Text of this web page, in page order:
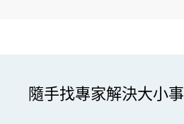
隨手找專家解決大小事